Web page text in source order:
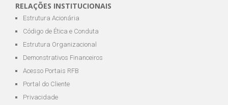
RELAÇÕES INSTITUCIONAIS
Estrutura Acionária
Código de Ética e Conduta
Estrutura Organizacional
Demonstrativos Financeiros
Acesso Portais RFB
Portal do Cliente
Privacidade